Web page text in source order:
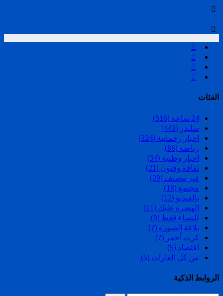
الفئات
24 ساعة
(516)
سليدر (443)
اخبار رحمانية (324)
رياضة (86)
أخبار وطنية (34)
ثقافة وفنون (21)
غير مصنف (20)
مجتمع (18)
بالفيديو (12)
الهضرة عليك (11)
للنساء فقط (9)
بلاغة الصورة (7)
كرت أحمر (7)
اقتصاد (5)
من كل القارات (5)
الروابط الذكية